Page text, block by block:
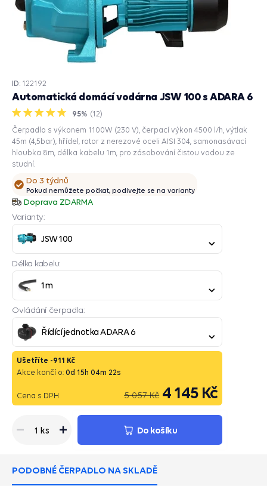
Automatická domácí vodárna JSW 100 s ADARA 6
95% (12)
ID: 122192
Čerpadlo s výkonem 1100W (230 V), čerpací výkon 4500 l/h, výtlak
45m (4,5bar), hřídel, rotor z nerezové oceli AISI 304, samonasávací
hloubka 8m, délka kabelu 1m, pro zásobování čistou vodou ze
studní.
Do 3 týdnů
Pokud nemůžete počkat, podívejte se na varianty
Doprava ZDARMA
Varianty:
JSW 100
Délka kabelu:
1m
Ovládání čerpadla:
Řídící jednotka ADARA 6
Ušetříte -911 Kč
Akce končí o: 0d 15 h 04m 21s
Cena s DPH 5 057 Kč 4 145 Kč
1 ks Do košíku
PODOBNÉ ČERPADLO NA SKLADĚ